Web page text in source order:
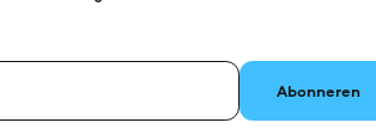
Abonneren